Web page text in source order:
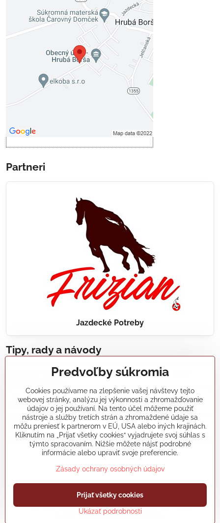
Externý obsah je blokovaný
Voľbami súkromia
Prajete si načítať externý obsah?
Povoliť tentokrát
Povoliť a zapamätať - súhlas s
Partneri
Jazdecké Potreby
Tipy, rady a návody
Realizácie záhradných jazierok, bazénov, fontán,
Články a blogy
Rady a návody
koikapre/?ref=hl
©2026Copyright
Predvoľby súkromiaZásady ochrany osobných údajov
Vytvorené pomocou:BiznisWeb.sk
Predvoľby súkromia
Cookies používame na zlepšenie vašej návštevy tejto
webovej stránky, analýzu jej výkonnosti a zhromažďovanie
údajov o jej používaní. Na tento účel môžeme použiť
nástroje a služby tretích strán a zhromaždené údaje sa
môžu preniesť k partnerom v EÚ, USA alebo iných krajinách.
Kliknutím na „Prijať všetky cookies“ vyjadrujete svoj súhlas s
týmto spracovaním. Nižšie môžete nájsť podrobné
informácie alebo upraviť svoje preferencie.
Zásady ochrany osobných údajov
Ukázať podrobnosti
Prijať všetky cookies